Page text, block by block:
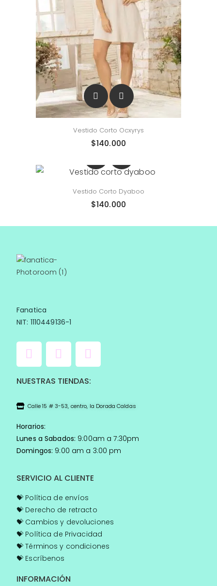
Vestido Corto Ocxyrys
$140.000
Vestido Corto Dyaboo
$140.000
Fanatica
NIT: 1110449136-1
NUESTRAS TIENDAS:
Calle 15 # 3-53, centro, la Dorada Caldas
Horarios:
Lunes a Sabados: 9:00am a 7:30pm
Domingos: 9:00 am a 3:00 pm
SERVICIO AL CLIENTE
💝 Política de envíos
💝 Derecho de retracto
💝 Cambios y devoluciones
💝 Política de Privacidad
💝 Términos y condiciones
💝 Escríbenos
INFORMACIÓN